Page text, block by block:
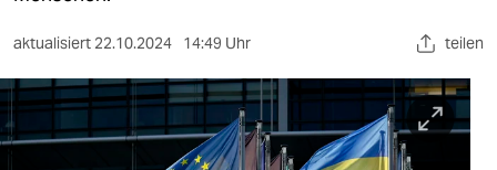
sport
berlin
nord
wahrheit
aktualisiert 22.10.2024 14:49 Uhr teilen